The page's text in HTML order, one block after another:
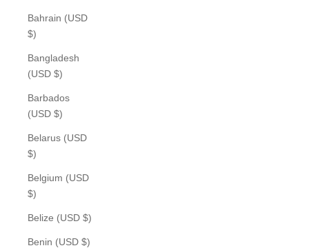
Bahrain (USD
$)
Bangladesh
(USD $)
Barbados
(USD $)
Belarus (USD
$)
Belgium (USD
$)
Belize (USD $)
Benin (USD $)